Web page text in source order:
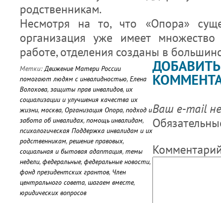
родственникам.
Несмотря на то, что «Опора»
организация уже имеет
работе, отделения созданы в
Метки:Движение Матери России
помогают людям с инвалидностью, Елена
Волохова, защиты прав инвалидов, их
социализации и улучшения качества их
жизни, москва, Организация Опора, подход и
забота об инвалидах, помощь инвалидам,
психологическая Поддержка инвалидам и их
родственникам, решение правовых,
социальная и бытовая адаптация, темы
недели, федеральные, федеральные новости,
фонд президентских грантов, Член
центрального совета, шагаем вместе,
юридических вопросов
ДОБАВИТЬ
Ваш e-mail